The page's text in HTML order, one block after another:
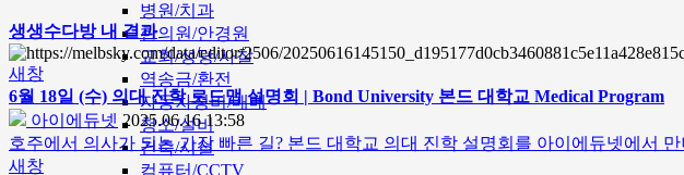
병원/치과
한의원/안경원
교회/성당/사찰
역송금/환전
자동차정비/매매
청소/설비
건축/시설
컴퓨터/CCTV
생생수다방 내 결과
새창
6월 18일 (수) 의대 진학 로드맵 설명회 | Bond University 본드 대학교 Medical Program
아이에듀넷 2025.06.16 13:58
호주에서 의사가 되는 가장 빠른 길? 본드 대학교 의대 진학 설명회를 아이에듀넷에서
새창